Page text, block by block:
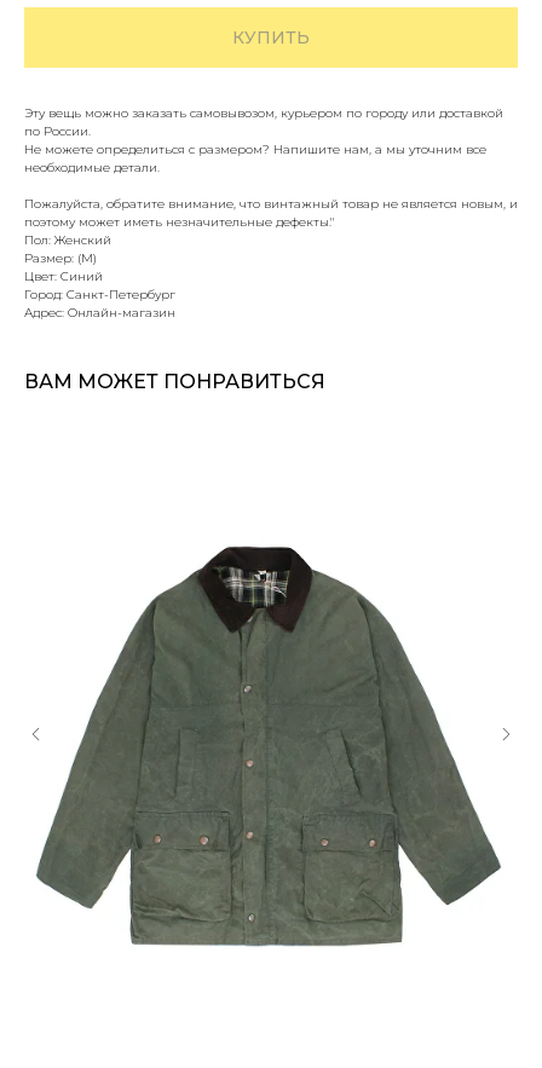
КУПИТЬ
Эту вещь можно заказать самовывозом, курьером по городу или доставкой
по России.
Не можете определиться с размером? Напишите нам, а мы уточним все
необходимые детали.
Пожалуйста, обратите внимание, что винтажный товар не является новым, и
поэтому может иметь незначительные дефекты."
Пол: Женский
Размер: (M)
Цвет: Синий
Город: Санкт-Петербург
Адрес: Онлайн-магазин
ВАМ МОЖЕТ ПОНРАВИТЬСЯ